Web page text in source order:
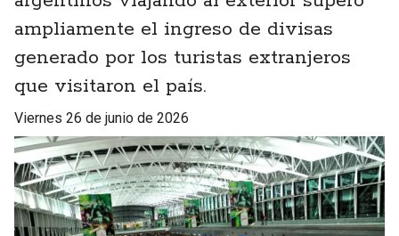
ampliamente el ingreso de divisas
generado por los turistas extranjeros
que visitaron el país.
viernes 26 de junio de 2026